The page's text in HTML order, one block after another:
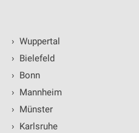
› Wuppertal
› Bielefeld
› Bonn
› Mannheim
› Münster
› Karlsruhe